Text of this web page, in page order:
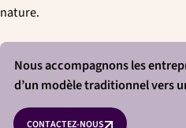
nature.
Nous accompagnons les
d’un modèle traditionnel vers
CONTACTEZ-NOUS